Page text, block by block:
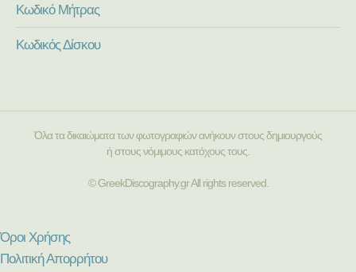
Κωδικό Μήτρας
Κωδικός Δίσκου
Όλα τα δικαιώματα των φωτογραφιών ανήκουν στους δημιουργούς
ή στους νόμιμους κατόχους τους.
© GreekDiscography.gr All rights reserved.
Όροι Χρήσης
Πολιτική Απορρήτου